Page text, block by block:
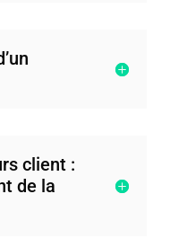
client :
de la